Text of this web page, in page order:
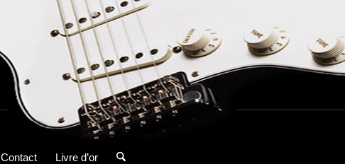
Contact Livre d’or